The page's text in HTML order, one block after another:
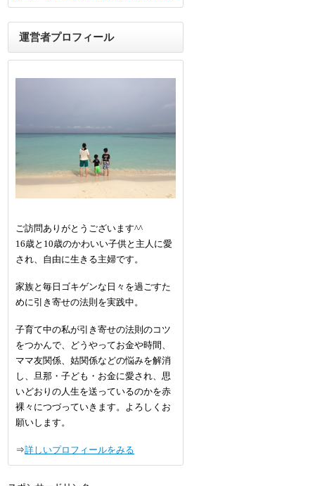
運営者プロフィール
ご訪問ありがとうございます^^
16歳と10歳のかわいい子供と主人に愛
され、自由に生きる主婦です。
家族と毎日ゴキゲンな日々を過ごすた
めに引き寄せの法則を実践中。
子育て中の私が引き寄せの法則のコツ
をつかんで、どうやってお金や時間、
ママ友関係、姑関係などの悩みを解消
し、旦那・子ども・お金に愛され、思
いどおりの人生を送っているのかを赤
裸々につづっていきます。よろしくお
願いします。
⇒詳しいプロフィールをみる